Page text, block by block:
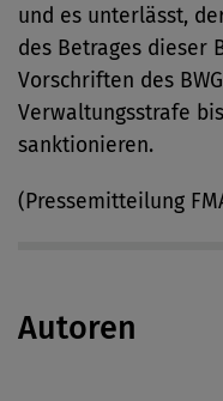
und es unterlässt,
des Betrages dieser
Vorschriften des
Verwaltungsstrafe
sanktionieren.
(Pressemitteilung
Autoren